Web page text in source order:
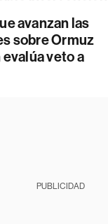
avanzan las
sobre Ormuz
veto a
PUBLICIDAD